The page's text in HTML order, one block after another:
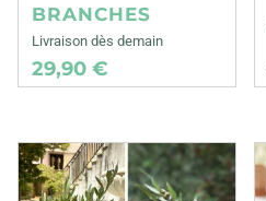
BRANCHES
Livraison dès demain
29,90 €